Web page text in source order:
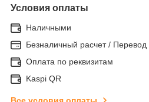
Условия оплаты
Наличными
Безналичный расчет / Перевод
Оплата по реквизитам
Kaspi QR
Все условия оплаты